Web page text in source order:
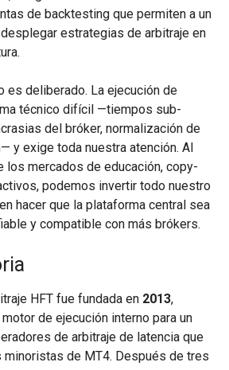
de backtesting que permiten a un
estrategias de arbitraje en
es deliberado. La ejecución de
técnico difícil —tiempos sub-
del bróker, normalización de
y exige toda nuestra atención. Al
los mercados de educación, copy-
podemos invertir todo nuestro
hacer que la plataforma central sea
y compatible con más brókers.
HFT fue fundada en 2013,
de ejecución interno para un
de arbitraje de latencia que
minoristas de MT4. Después de tres